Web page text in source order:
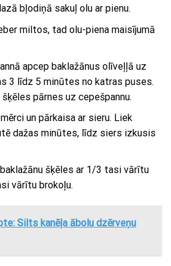
bļodiņā sakuļ olu ar pienu.
miltos, tad olu-piena maisījumā
apcep baklažānus olīveļļā uz
3 līdz 5 minūtes no katras puses.
pārnes uz cepešpannu.
un pārkaisa ar sieru. Liek
dažas minūtes, līdz siers izkusis
šķēles ar 1/3 tasi vārītu
vārītu brokoļu.
Silts kanēļa ābolu dzērveņu